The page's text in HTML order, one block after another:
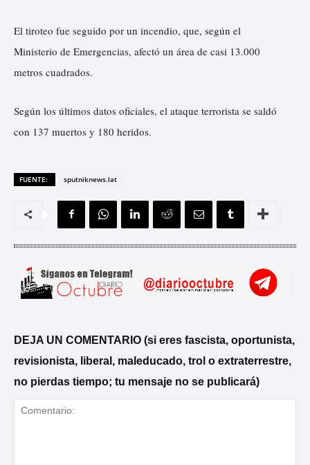
El tiroteo fue seguido por un incendio, que, según el
Ministerio de Emergencias, afectó un área de casi 13.000
metros cuadrados.
Según los últimos datos oficiales, el ataque terrorista se saldó
con 137 muertos y 180 heridos.
FUENTE: sputniknews.lat
DEJA UN COMENTARIO (si eres fascista, oportunista,
revisionista, liberal, maleducado, trol o extraterrestre,
no pierdas tiempo; tu mensaje no se publicará)